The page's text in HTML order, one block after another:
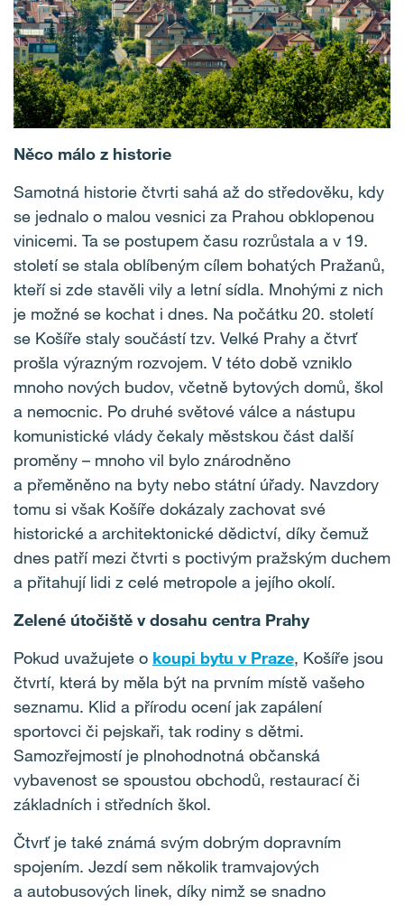
Něco málo z historie
Samotná historie čtvrti sahá až do středověku, kdy
se jednalo o malou vesnici za Prahou obklopenou
vinicemi. Ta se postupem času rozrůstala a v 19.
století se stala oblíbeným cílem bohatých Pražanů,
kteří si zde stavěli vily a letní sídla. Mnohými z nich
je možné se kochat i dnes. Na počátku 20. století
se Košíře staly součástí tzv. Velké Prahy a čtvrť
prošla výrazným rozvojem. V této době vzniklo
mnoho nových budov, včetně bytových domů, škol
a nemocnic. Po druhé světové válce a nástupu
komunistické vlády čekaly městskou část další
proměny – mnoho vil bylo znárodněno
a přeměněno na byty nebo státní úřady. Navzdory
tomu si však Košíře dokázaly zachovat své
historické a architektonické dědictví, díky čemuž
dnes patří mezi čtvrti s poctivým pražským duchem
a přitahují lidi z celé metropole a jejího okolí.
Zelené útočiště v dosahu centra Prahy
Pokud uvažujete o koupi bytu v Praze, Košíře jsou
čtvrtí, která by měla být na prvním místě vašeho
seznamu. Klid a přírodu ocení jak zapálení
sportovci či pejskaři, tak rodiny s dětmi.
Samozřejmostí je plnohodnotná občanská
vybavenost se spoustou obchodů, restaurací či
základních i středních škol.
Čtvrť je také známá svým dobrým dopravním
spojením. Jezdí sem několik tramvajových
a autobusových linek, díky nimž se snadno